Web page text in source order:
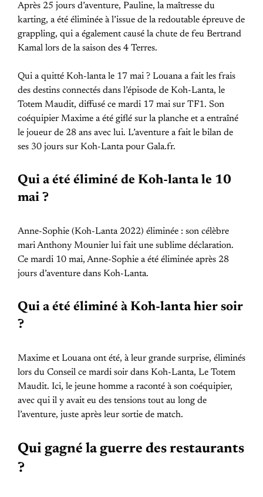
Après 25 jours d’aventure, Pauline, la maîtresse du
karting, a été éliminée à l’issue de la redoutable épreuve de
grappling, qui a également causé la chute de feu Bertrand
Kamal lors de la saison des 4 Terres.
Qui a quitté Koh-lanta le 17 mai ? Louana a fait les frais
des destins connectés dans l’épisode de Koh-Lanta, le
Totem Maudit, diffusé ce mardi 17 mai sur TF1. Son
coéquipier Maxime a été giflé sur la planche et a entraîné
le joueur de 28 ans avec lui. L’aventure a fait le bilan de
ses 30 jours sur Koh-Lanta pour Gala.fr.
Qui a été éliminé de Koh-lanta le 10
mai ?
Anne-Sophie (Koh-Lanta 2022) éliminée : son célèbre
mari Anthony Mounier lui fait une sublime déclaration.
Ce mardi 10 mai, Anne-Sophie a été éliminée après 28
jours d’aventure dans Koh-Lanta.
Qui a été éliminé à Koh-lanta hier soir
?
Maxime et Louana ont été, à leur grande surprise, éliminés
lors du Conseil ce mardi soir dans Koh-Lanta, Le Totem
Maudit. Ici, le jeune homme a raconté à son coéquipier,
avec qui il y avait eu des tensions tout au long de
l’aventure, juste après leur sortie de match.
Qui gagné la guerre des restaurants
?